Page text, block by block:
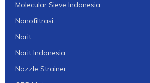
Molecular Sieve Indonesia
Nanofiltrasi
Norit
Norit Indonesia
Nozzle Strainer